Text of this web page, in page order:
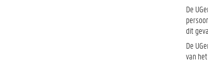
De
dit
De
van